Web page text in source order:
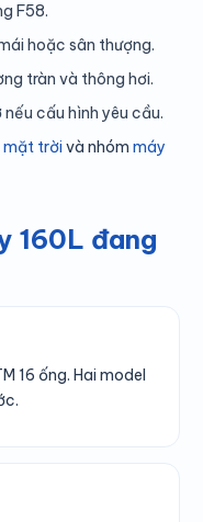
F58.
hoặc sân thượng.
tràn và thông hơi.
cấu hình yêu cầu.
mặt trời và nhómmáy
160L đang
16 ống. Hai model